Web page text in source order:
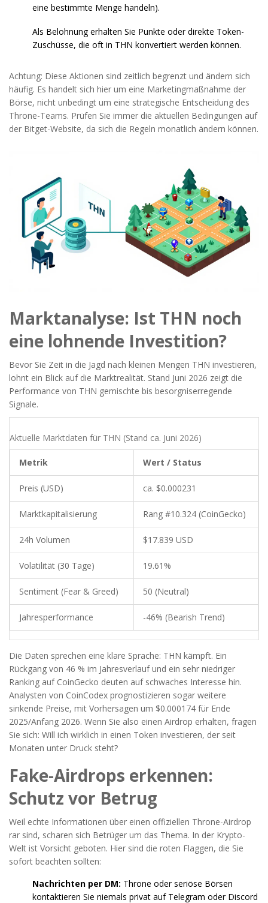
eine bestimmte Menge handeln).
Als Belohnung erhalten Sie Punkte oder direkte Token-
Zuschüsse, die oft in THN konvertiert werden können.
Achtung: Diese Aktionen sind zeitlich begrenzt und ändern sich
häufig. Es handelt sich hier um eine Marketingmaßnahme der
Börse, nicht unbedingt um eine strategische Entscheidung des
Throne-Teams. Prüfen Sie immer die aktuellen Bedingungen auf
der Bitget-Website, da sich die Regeln monatlich ändern können.
Marktanalyse: Ist THN noch
eine lohnende Investition?
Bevor Sie Zeit in die Jagd nach kleinen Mengen THN investieren,
lohnt ein Blick auf die Marktrealität. Stand Juni 2026 zeigt die
Performance von THN gemischte bis besorgniserregende
Signale.
Aktuelle Marktdaten für THN (Stand ca. Juni 2026)
Metrik Wert / Status
Preis (USD) ca. $0.000231
Marktkapitalisierung Rang #10.324 (CoinGecko)
24h Volumen $17.839 USD
Volatilität (30 Tage) 19.61%
Sentiment (Fear & Greed) 50 (Neutral)
Jahresperformance -46% (Bearish Trend)
Die Daten sprechen eine klare Sprache: THN kämpft. Ein
Rückgang von 46 % im Jahresverlauf und ein sehr niedriger
Ranking auf CoinGecko deuten auf schwaches Interesse hin.
Analysten von CoinCodex prognostizieren sogar weitere
sinkende Preise, mit Vorhersagen um $0.000174 für Ende
2025/Anfang 2026. Wenn Sie also einen Airdrop erhalten, fragen
Sie sich: Will ich wirklich in einen Token investieren, der seit
Monaten unter Druck steht?
Fake-Airdrops erkennen:
Schutz vor Betrug
Weil echte Informationen über einen offiziellen Throne-Airdrop
rar sind, scharen sich Betrüger um das Thema. In der Krypto-
Welt ist Vorsicht geboten. Hier sind die roten Flaggen, die Sie
sofort beachten sollten:
Nachrichten per DM: Throne oder seriöse Börsen
kontaktieren Sie niemals privat auf Telegram oder Discord